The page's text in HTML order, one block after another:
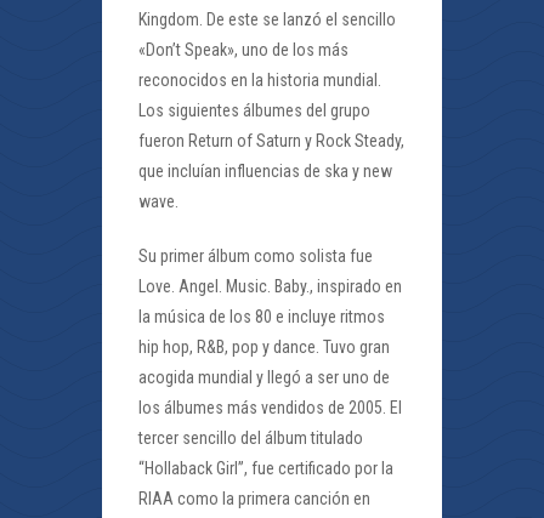
Kingdom. De este se lanzó el sencillo
«Don’t Speak», uno de los más
reconocidos en la historia mundial.
Los siguientes álbumes del grupo
fueron Return of Saturn y Rock Steady,
que incluían influencias de ska y new
wave.
Su primer álbum como solista fue
Love. Angel. Music. Baby., inspirado en
la música de los 80 e incluye ritmos
hip hop, R&B, pop y dance. Tuvo gran
acogida mundial y llegó a ser uno de
los álbumes más vendidos de 2005. El
tercer sencillo del álbum titulado
“Hollaback Girl”, fue certificado por la
RIAA como la primera canción en